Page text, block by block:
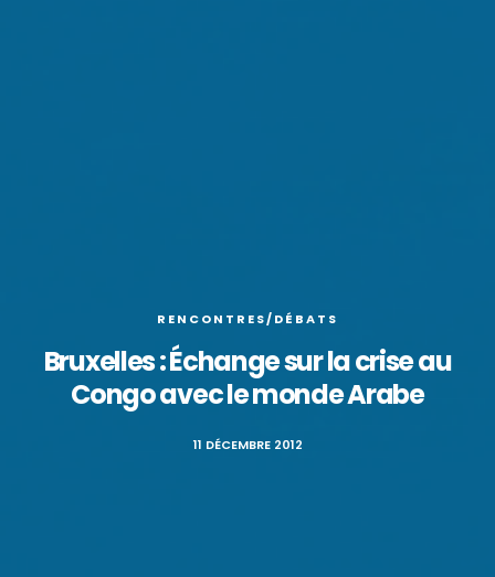
RENCONTRES/DÉBATS
Bruxelles : Échange sur la crise au
Congo avec le monde Arabe
11 DÉCEMBRE 2012